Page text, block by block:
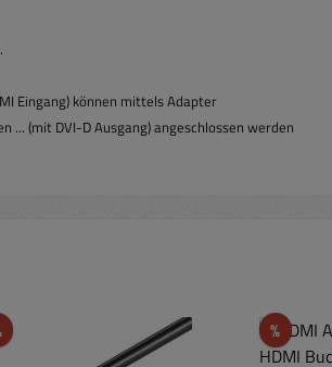
Eingang) können mittels Adapter
... (mit DVI-D Ausgang) angeschlossen werden
Rabatt %Rabatt